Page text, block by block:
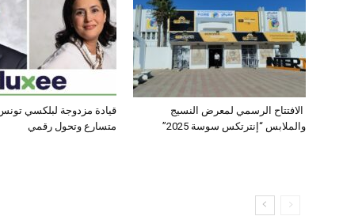
قيادة مزدوجة لبلكسي
متسارع وتحول رقمي
الافتتاح الرسمي لمعرض النسيج
والملابس “إنترتكس سوسة 2025”